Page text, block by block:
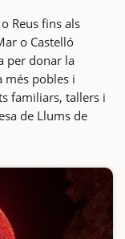
Reus fins als
o Castelló
per donar la
més pobles i
familiars, tallers i
de Llums de